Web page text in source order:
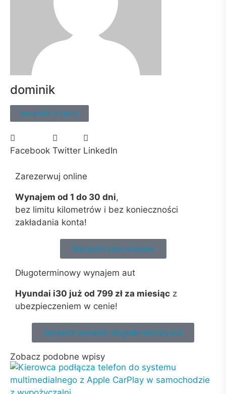
dominik
Wszystkie artykuły
Facebook Twitter LinkedIn
Zarezerwuj online
Wynajem od 1 do 30 dni,
bez limitu kilometrów i bez konieczności
zakładania konta!
Wynajem samochodów
Długoterminowy wynajem aut
Hyundai i30 już od 799 zł za miesiąc z
ubezpieczeniem w cenie!
Sprawdź wynajem długoterminowy aut
Zobacz podobne wpisy